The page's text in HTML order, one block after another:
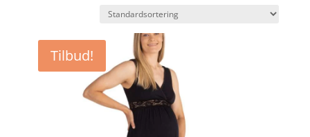
Tilbud!